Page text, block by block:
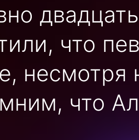
что
несмотря
что